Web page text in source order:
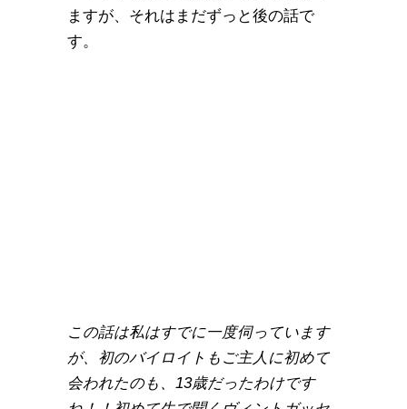
ますが、それはまだずっと後の話で
す。
この話は私はすでに一度伺っています
が、初のバイロイトもご主人に初めて
会われたのも、13歳だったわけです